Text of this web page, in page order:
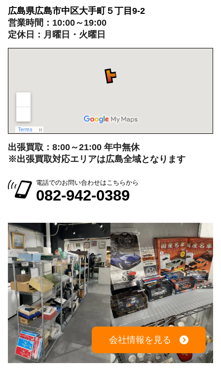
広島県広島市中区大手町５丁目9-2
営業時間：10:00～19:00
定休日：月曜日・火曜日
出張買取：8:00～21:00 年中無休
※出張買取対応エリアは広島全域となります
電話でのお問い合わせはこちらから
082-942-0389
会社情報を見る